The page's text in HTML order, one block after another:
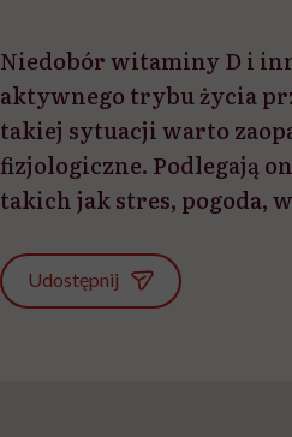
Niedobór witaminy D i
aktywnego trybu życia
takiej sytuacji warto
fizjologiczne. Podlegają
takich jak stres, pogoda,
Udostępnij